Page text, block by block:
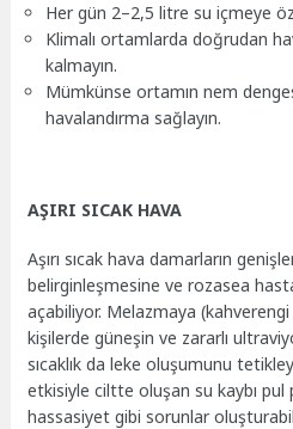
Her gün 2–2,5 litre su içmeye
Klimalı ortamlarda doğrudan
kalmayın.
Mümkünse ortamın nem
havalandırma sağlayın.
AŞIRI SICAK HAVA
Aşırı sıcak hava damarların
belirginleşmesine ve rozasea
açabiliyor. Melazmaya
kişilerde güneşin ve zararlı
sıcaklık da leke oluşumunu
etkisiyle ciltte oluşan su kaybı pul
hassasiyet gibi sorunlar